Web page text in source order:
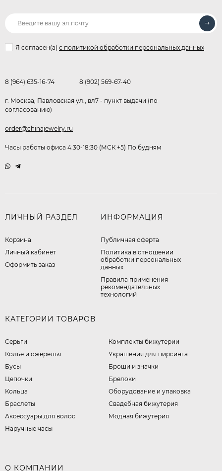
Я согласен(a) с политикой обработки персональных данных
8 (964) 635-16-74 8 (902) 569-67-40
г. Москва, Павловская ул., вл7 - пункт выдачи (по
согласованию)
order@chinajewelry.ru
Часы работы офиса 4:30-18:30 (МСК +5) По будням
ЛИЧНЫЙ РАЗДЕЛ
Корзина
Личный кабинет
Оформить заказ
ИНФОРМАЦИЯ
Публичная оферта
​Политика в отношении
обработки персональных
данных
Правила применения
рекомендательных
технологий
КАТЕГОРИИ ТОВАРОВ
Серьги
Колье и ожерелья
Бусы
Цепочки
Кольца
Браслеты
Аксессуары для волос
Наручные часы
Комплекты бижутерии
Украшения для пирсинга
Броши и значки
Брелоки
Оборудование и упаковка
Свадебная бижутерия
Модная бижутерия
О КОМПАНИИ